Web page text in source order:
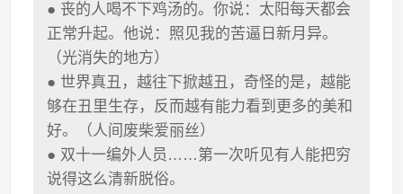
● 丧的人喝不下鸡汤的。你说：太阳每天都会
正常升起。他说：照见我的苦逼日新月异。
（光消失的地方）
● 世界真丑，越往下掀越丑，奇怪的是，越能
够在丑里生存，反而越有能力看到更多的美和
好。（人间废柴爱丽丝）
● 双十一编外人员……第一次听见有人能把穷
说得这么清新脱俗。